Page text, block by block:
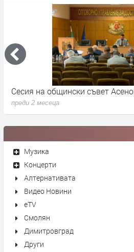
Сесия на общински съвет
преди 2 месеца
Музика
Концерти
Алтернативата
Видео Новини
eTV
Смолян
Димитровград
Други